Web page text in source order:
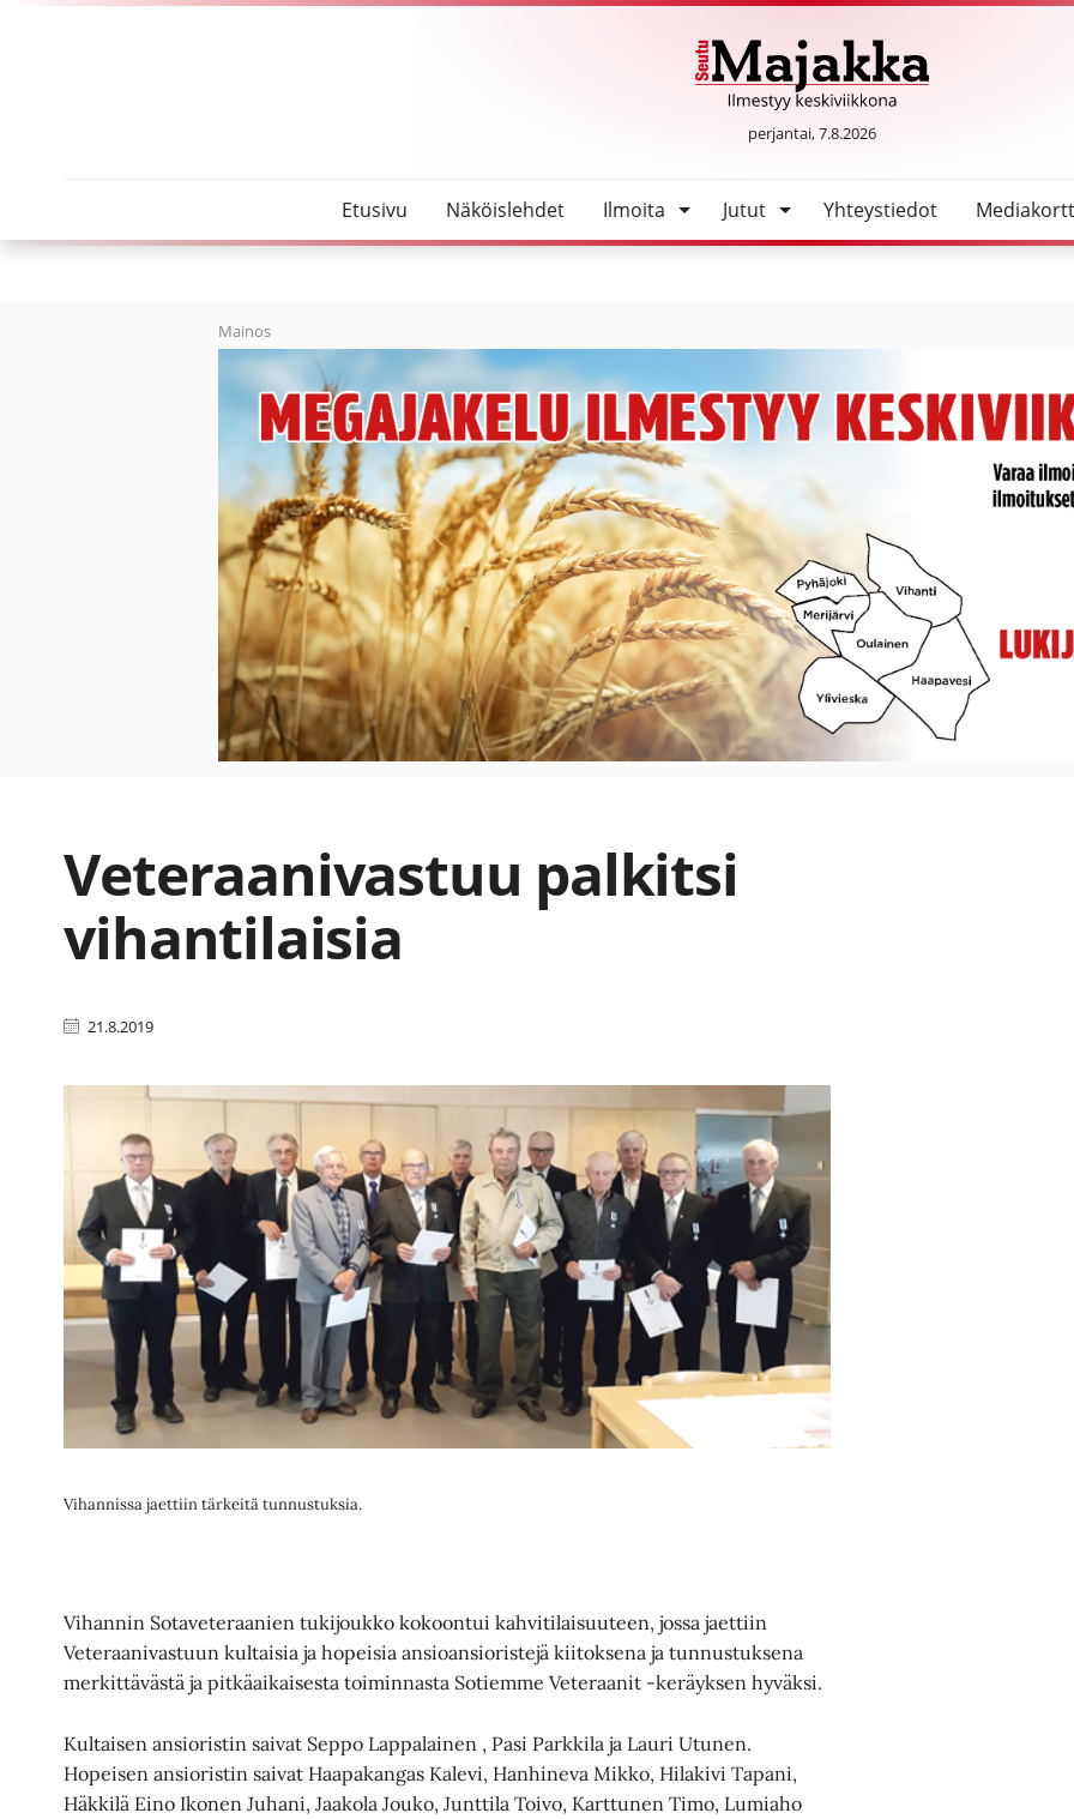
SeutuMajakka
perjantai, 7.8.2026
Etusivu Näköislehdet Ilmoita Jutut Yhteystiedot
Mainos
Veteraanivastuu palkitsi
vihantilaisia
21.8.2019
Vihannissa jaettiin tärkeitä tunnustuksia.
Vihannin Sotaveteraanien tukijoukko kokoontui kahvitilaisuuteen, jossa jaettiin
Veteraanivastuun kultaisia ja hopeisia ansioansioristejä kiitoksena ja tunnustuksena
merkittävästä ja pitkäaikaisesta toiminnasta Sotiemme Veteraanit -keräyksen hyväksi.
Kultaisen ansioristin saivat Seppo Lappalainen , Pasi Parkkila ja Lauri Utunen.
Hopeisen ansioristin saivat Haapakangas Kalevi, Hanhineva Mikko, Hilakivi Tapani,
Häkkilä Eino Ikonen Juhani, Jaakola Jouko, Junttila Toivo, Karttunen Timo, Lumiaho